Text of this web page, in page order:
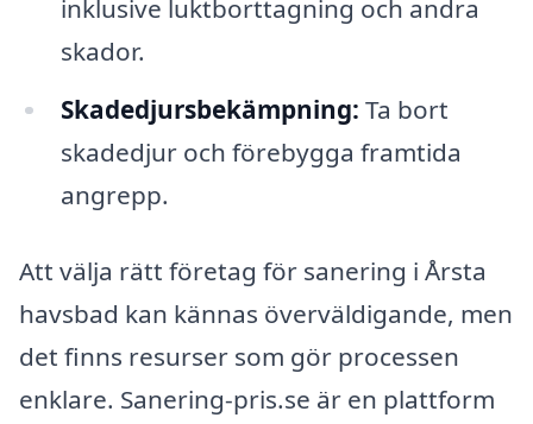
inklusive luktborttagning och andra
skador.
Skadedjursbekämpning: Ta bort
skadedjur och förebygga framtida
angrepp.
Att välja rätt företag för sanering i Årsta
havsbad kan kännas överväldigande, men
det finns resurser som gör processen
enklare. Sanering-pris.se är en plattform